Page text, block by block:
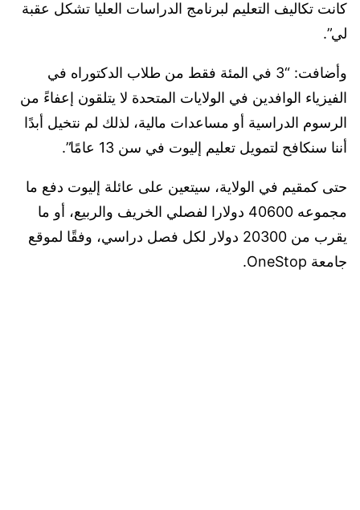
كانت تكاليف التعليم لبرنامج الدراسات العليا تشكل عقبة
لي”.
وأضافت: “3 في المئة فقط من طلاب الدكتوراه في
الفيزياء الوافدين في الولايات المتحدة لا يتلقون إعفاءً من
الرسوم الدراسية أو مساعدات مالية، لذلك لم نتخيل أبدًا
أننا سنكافح لتمويل تعليم إليوت في سن 13 عامًا”.
حتى كمقيم في الولاية، سيتعين على عائلة إليوت دفع ما
مجموعه 40600 دولارا لفصلي الخريف والربيع، أو ما
يقرب من 20300 دولار لكل فصل دراسي، وفقًا لموقع
جامعة OneStop.